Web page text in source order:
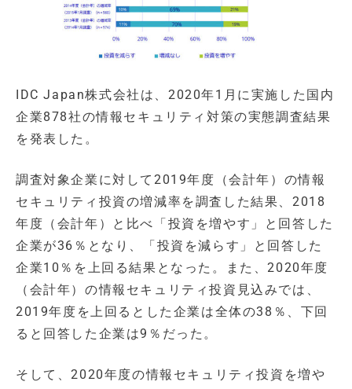
IDC Japan株式会社は、2020年1月に実施した国内
企業878社の情報セキュリティ対策の実態調査結果
を発表した。
調査対象企業に対して2019年度（会計年）の情報
セキュリティ投資の増減率を調査した結果、2018
年度（会計年）と比べ「投資を増やす」と回答した
企業が36％となり、「投資を減らす」と回答した
企業10％を上回る結果となった。また、2020年度
（会計年）の情報セキュリティ投資見込みでは、
2019年度を上回るとした企業は全体の38％、下回
ると回答した企業は9％だった。
そして、2020年度の情報セキュリティ投資を増や